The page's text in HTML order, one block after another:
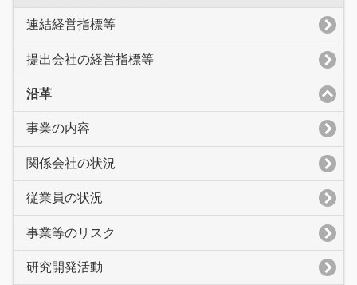
連結経営指標等
提出会社の経営指標等
沿革
事業の内容
関係会社の状況
従業員の状況
事業等のリスク
研究開発活動